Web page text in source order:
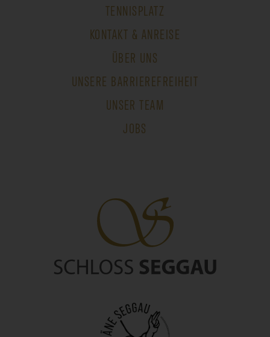
TENNISPLATZ
KONTAKT & ANREISE
ÜBER UNS
UNSERE BARRIEREFREIHEIT
UNSER TEAM
JOBS